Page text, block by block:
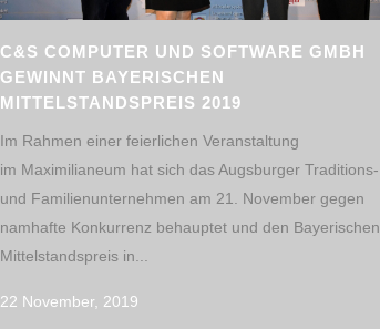
C&S COMPUTER UND SOFTWARE GMBH
GEWINNT BAYERISCHEN
MITTELSTANDSPREIS 2019
Im Rahmen einer feierlichen Veranstaltung
im Maximilianeum hat sich das Augsburger Traditions-
und Familienunternehmen am 21. November gegen
namhafte Konkurrenz behauptet und den Bayerischen
Mittelstandspreis in...
22 November, 2019